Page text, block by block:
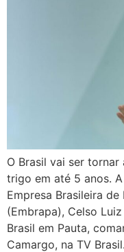
O Brasil vai ser
trigo em até 5 anos.
Empresa Brasileira
(Embrapa), Celso
Brasil em Pauta,
Camargo, na TV